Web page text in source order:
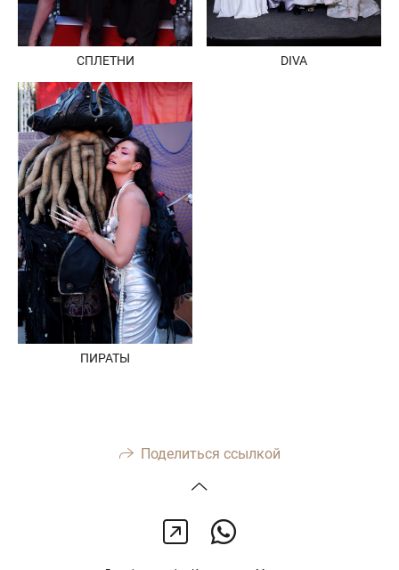
СПЛЕТНИ DIVA
ПИРАТЫ
Поделиться ссылкой